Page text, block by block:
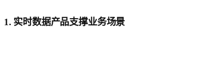
1. 实时数据产品支撑业务场景